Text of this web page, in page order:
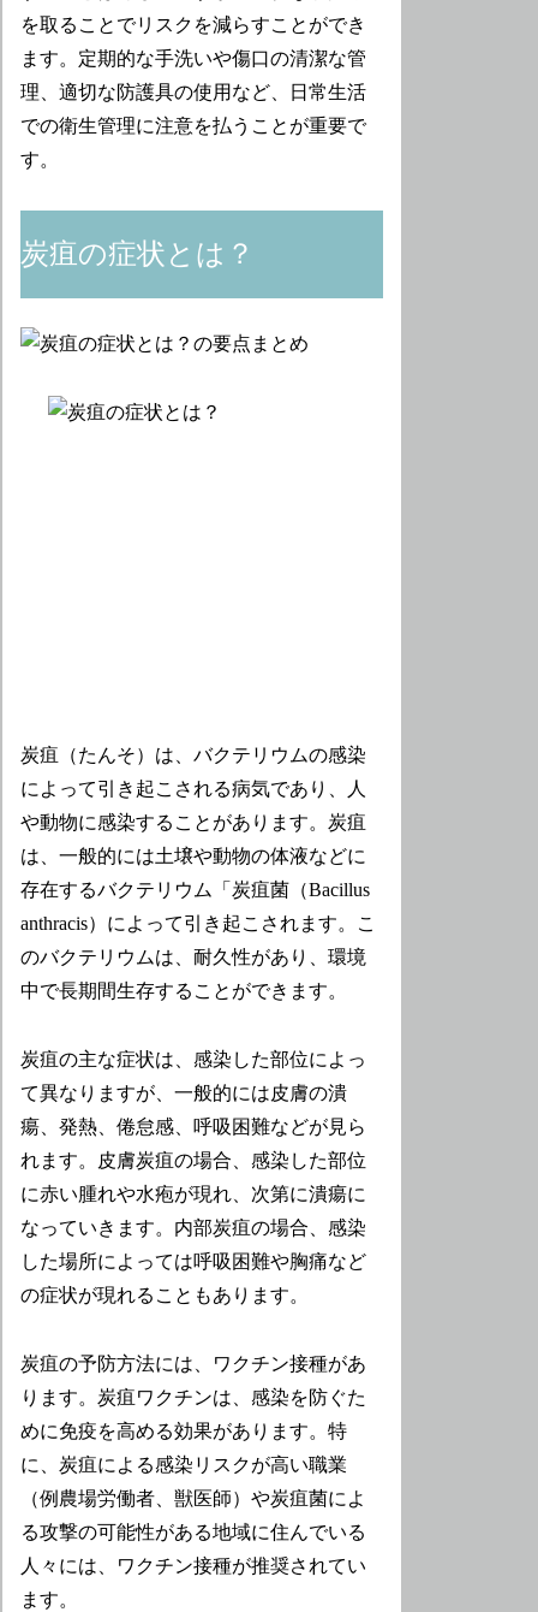
を取ることでリスクを減らすことができ
ます。定期的な手洗いや傷口の清潔な管
理、適切な防護具の使用など、日常生活
での衛生管理に注意を払うことが重要で
す。
炭疽の症状とは？
炭疽（たんそ）は、バクテリウムの感染
によって引き起こされる病気であり、人
や動物に感染することがあります。炭疽
は、一般的には土壌や動物の体液などに
存在するバクテリウム「炭疽菌（Bacillus
anthracis）によって引き起こされます。こ
のバクテリウムは、耐久性があり、環境
中で長期間生存することができます。
炭疽の主な症状は、感染した部位によっ
て異なりますが、一般的には皮膚の潰
瘍、発熱、倦怠感、呼吸困難などが見ら
れます。皮膚炭疽の場合、感染した部位
に赤い腫れや水疱が現れ、次第に潰瘍に
なっていきます。内部炭疽の場合、感染
した場所によっては呼吸困難や胸痛など
の症状が現れることもあります。
炭疽の予防方法には、ワクチン接種があ
ります。炭疽ワクチンは、感染を防ぐた
めに免疫を高める効果があります。特
に、炭疽による感染リスクが高い職業
（例農場労働者、獣医師）や炭疽菌によ
る攻撃の可能性がある地域に住んでいる
人々には、ワクチン接種が推奨されてい
ます。